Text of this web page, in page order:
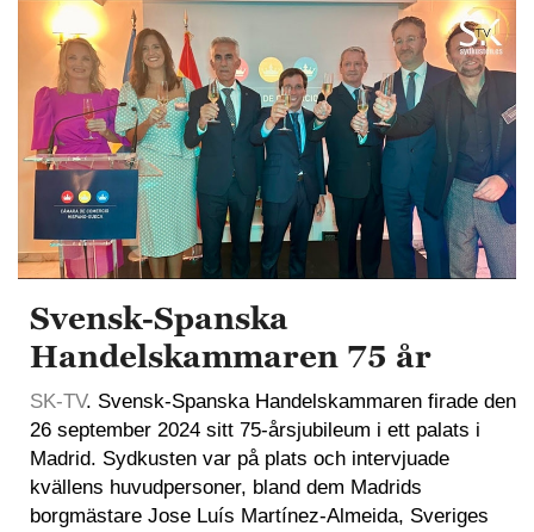
Svensk-Spanska
Handelskammaren 75 år
SK-TV. Svensk-Spanska Handelskammaren firade den
26 september 2024 sitt 75-årsjubileum i ett palats i
Madrid. Sydkusten var på plats och intervjuade
kvällens huvudpersoner, bland dem Madrids
borgmästare Jose Luís Martínez-Almeida, Sveriges